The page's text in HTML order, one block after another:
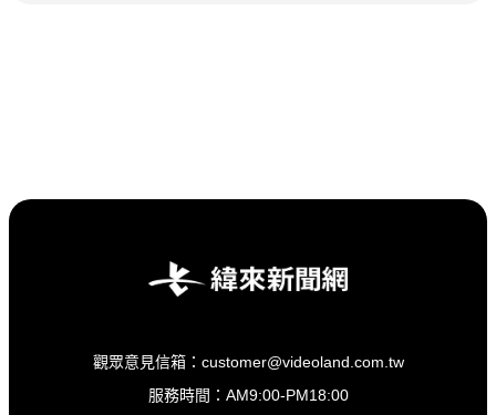
觀眾意見信箱：customer@videoland.com.tw
服務時間：AM9:00-PM18:00